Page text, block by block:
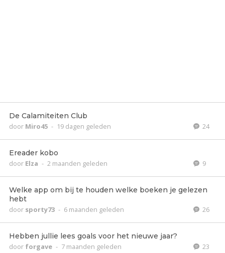
De Calamiteiten Club
door Miro45 - 19 dagen geleden 24
Ereader kobo
door Elza - 2 maanden geleden 9
Welke app om bij te houden welke boeken je gelezen
hebt
door sporty73 - 6 maanden geleden 26
Hebben jullie lees goals voor het nieuwe jaar?
door forgave - 7 maanden geleden 23